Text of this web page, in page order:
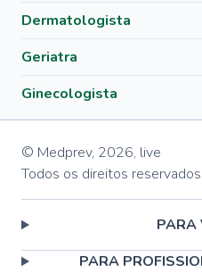
Dermatologista
Geriatra
Ginecologista
© Medprev, 2026, live
Todos os direitos reservados
PARA
PARA